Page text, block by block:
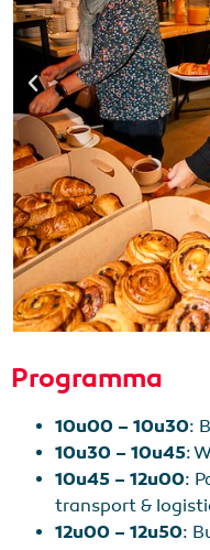
Programma
10u00 – 10u30:
10u30 – 10u45:
10u45 – 12u00:
transport &
12u00 – 12u50: